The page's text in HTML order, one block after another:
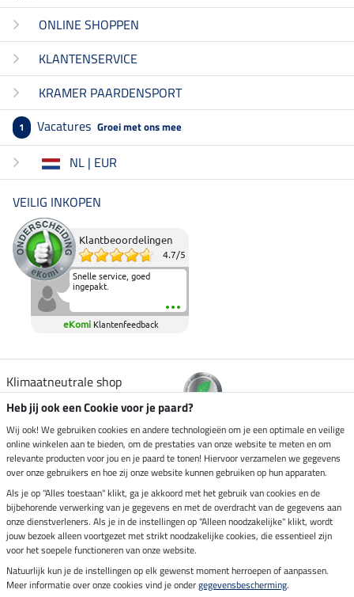
ONLINE SHOPPEN
KLANTENSERVICE
KRAMER PAARDENSPORT
1 Vacatures Groei met ons mee
NL | EUR
VEILIG INKOPEN
Klantbeoordelingen
4.7/5
Snelle service, goed
ingepakt.
eKomi Klantenfeedback
Klimaatneutrale shop
Verzending per
Veilig betalen met
Impressum
Heb jij ook een Cookie voor je paard?
Wij ook! We gebruiken cookies en andere technologieën om je een optimale en veilige
online winkelen aan te bieden, om de prestaties van onze website te meten en om
relevante producten voor jou en je paard te tonen! Hiervoor verzamelen we gegevens
over onze gebruikers en hoe zij onze website kunnen gebruiken op hun apparaten.
Als je op "Alles toestaan" klikt, ga je akkoord met het gebruik van cookies en de
bijbehorende verwerking van je gegevens en met de overdracht van de gegevens aan
onze dienstverleners. Als je in de instellingen op "Alleen noodzakelijke" klikt, wordt
jouw bezoek alleen voortgezet met strikt noodzakelijke cookies, die essentieel zijn
voor het soepele functioneren van onze website.
Natuurlijk kun je de instellingen op elk gewenst moment herroepen of aanpassen.
Meer informatie over onze cookies vind je ondergegevensbescherming.